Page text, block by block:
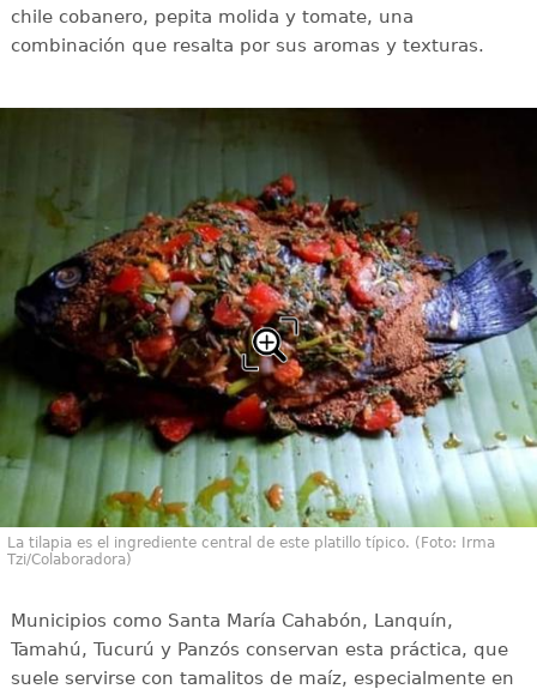
chile cobanero, pepita molida y tomate, una
combinación que resalta por sus aromas y texturas.
La tilapia es el ingrediente central de este platillo típico. (Foto: Irma
Tzi/Colaboradora)
Municipios como Santa María Cahabón, Lanquín,
Tamahú, Tucurú y Panzós conservan esta práctica, que
suele servirse con tamalitos de maíz, especialmente en